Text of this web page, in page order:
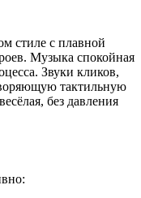
стиле с плавной
Музыка спокойная
Звуки кликов,
тактильную
без давления